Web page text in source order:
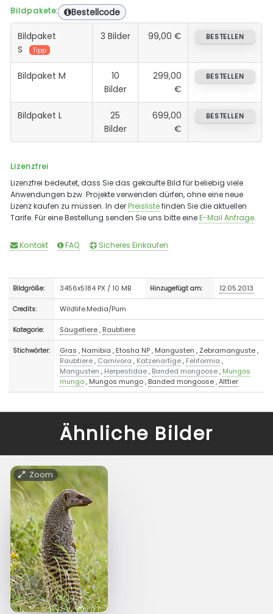
Bildpakete: Bestellcode
Bildpaket
S
Tipp
3 Bilder 99,00 € BESTELLEN
Bildpaket M
10
Bilder
299,00
€
BESTELLEN
Bildpaket L
25
Bilder
699,00
€
BESTELLEN
Lizenzfrei
Lizenzfrei bedeutet, dass Sie das gekaufte Bild für beliebig viele
Anwendungen bzw. Projekte verwenden dürfen, ohne eine neue
Lizenz kaufen zu müssen. In derPreislistefinden Sie die aktuellen
Tarife. Für eine Bestellung senden Sie uns bitte eineE-Mail Anfrage.
Kontakt FAQ Sicheres Einkaufen
Bildgröße: 3456x5184 PX / 10 MB Hinzugefügt am: 12.05.2013
Credits: Wildlife.Media/Pum
Kategorie: Säugetiere, Raubtiere
Stichwörter: Gras , Namibia , Etosha NP, Mangusten , Zebramanguste,
Raubtiere, Carnivora , Katzenartige, Feliformia ,
Mangusten , Herpestidae, Banded mongoose, Mungos
mungo, Mungos mungo, Banded mongoose,Alttier
Ähnliche Bilder
Zoom